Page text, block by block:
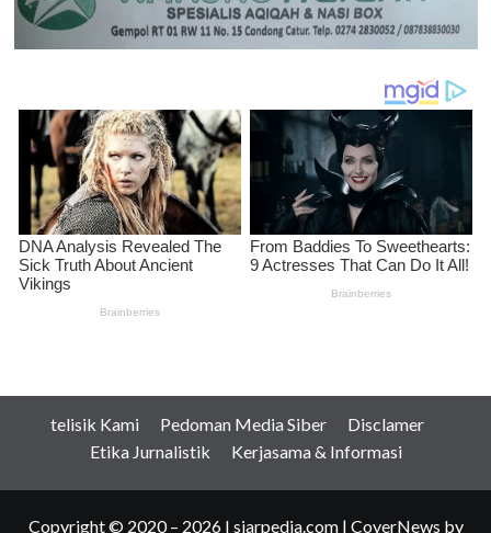
telisik Kami Pedoman Media Siber
Disclamer
Etika Jurnalistik
Kerjasama & Informasi
Copyright © 2020 – 2026 I siarpedia.com | CoverNews by